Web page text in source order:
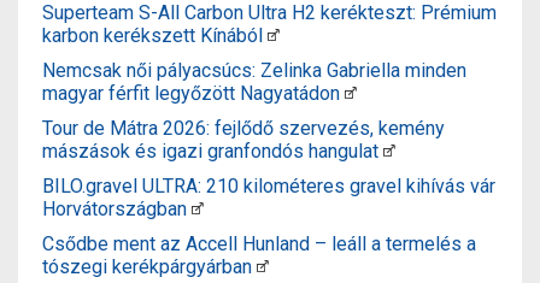
Superteam S-All Carbon Ultra H2 kerékteszt: Prémium
karbon kerékszett Kínából
Nemcsak női pályacsúcs: Zelinka Gabriella minden
magyar férfit legyőzött Nagyatádon
Tour de Mátra 2026: fejlődő szervezés, kemény
mászások és igazi granfondós hangulat
BILO.gravel ULTRA: 210 kilométeres gravel kihívás vár
Horvátországban
Csődbe ment az Accell Hunland – leáll a termelés a
tószegi kerékpárgyárban